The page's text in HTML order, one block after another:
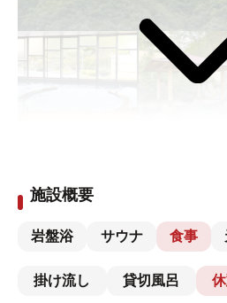
施設概要
岩盤浴 サウナ 食事
掛け流し 貸切風呂